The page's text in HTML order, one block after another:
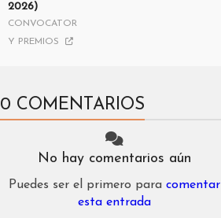
2026)
CONVOCATORIAS
Y PREMIOS
0 COMENTARIOS
No hay comentarios aún
Puedes ser el primero paracomentar
esta entrada